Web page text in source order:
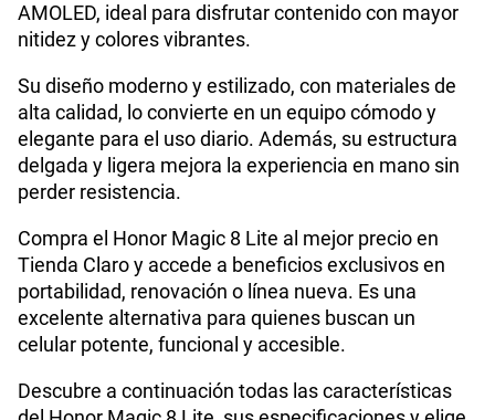
Tamaño de Pantalla 6.79
WiFI
Peso
Bluetooth
Cámara de fotos Principal
AMOLED, ideal para disfrutar contenido con mayor
nitidez y colores vibrantes.
Su diseño moderno y estilizado, con materiales de
alta calidad, lo convierte en un equipo cómodo y
elegante para el uso diario. Además, su estructura
delgada y ligera mejora la experiencia en mano sin
perder resistencia.
Compra el Honor Magic 8 Lite al mejor precio en
Tienda Claro y accede a beneficios exclusivos en
portabilidad, renovación o línea nueva. Es una
excelente alternativa para quienes buscan un
celular potente, funcional y accesible.
Descubre a continuación todas las características